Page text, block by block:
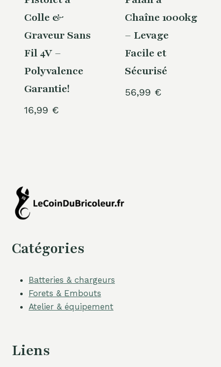
Colle &
Graveur Sans
Fil 4V –
Polyvalence
Garantie!
16,99 €
Chaîne 1000kg
– Levage
Facile et
Sécurisé
56,99 €
Catégories
Batteries & chargeurs
Forets & Embouts
Atelier & équipement
Liens